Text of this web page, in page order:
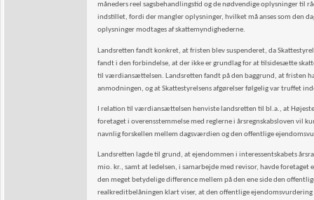
måneders reel sagsbehandlingstid og de nødvendige oplysninger til
indstillet, fordi der mangler oplysninger, hvilket må anses som den
oplysninger modtages af skattemyndighederne.
Landsretten fandt konkret, at fristen blev suspenderet, da
fandt i den forbindelse, at der ikke er grundlag for at tilsidesætte
til værdiansættelsen. Landsretten fandt på den baggrund, at fristen
anmodningen, og at Skattestyrelsens afgørelser følgelig var truffet
I relation til værdiansættelsen henviste landsretten til bl.a., at
foretaget i overensstemmelse med reglerne i årsregnskabsloven vil
navnlig forskellen mellem dagsværdien og den offentlige
Landsretten lagde til grund, at ejendommen i interessentskabets
mio. kr., samt at ledelsen, i samarbejde med revisor, havde
den meget betydelige difference mellem på den ene side den
realkreditbelåningen klart viser, at den offentlige